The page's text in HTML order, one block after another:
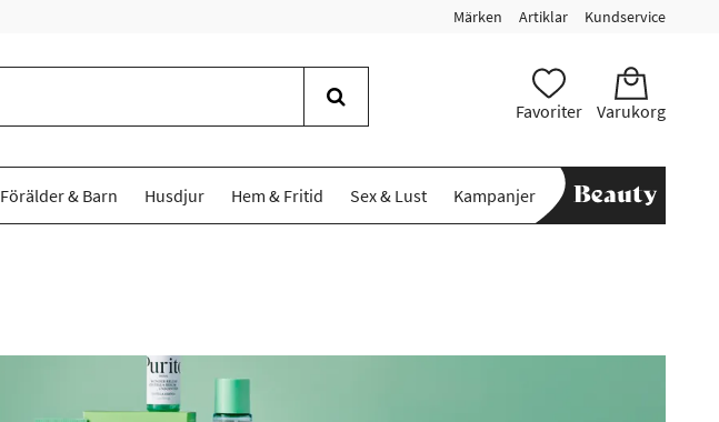
Märken Artiklar Kundservice
Favoriter Varukorg
Förälder & Barn Husdjur Hem & Fritid Sex & Lust Kampanjer